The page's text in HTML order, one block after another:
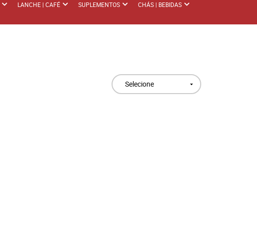
LANCHE | CAFÉ SUPLEMENTOS CHÁS | BEBIDAS
Selecione